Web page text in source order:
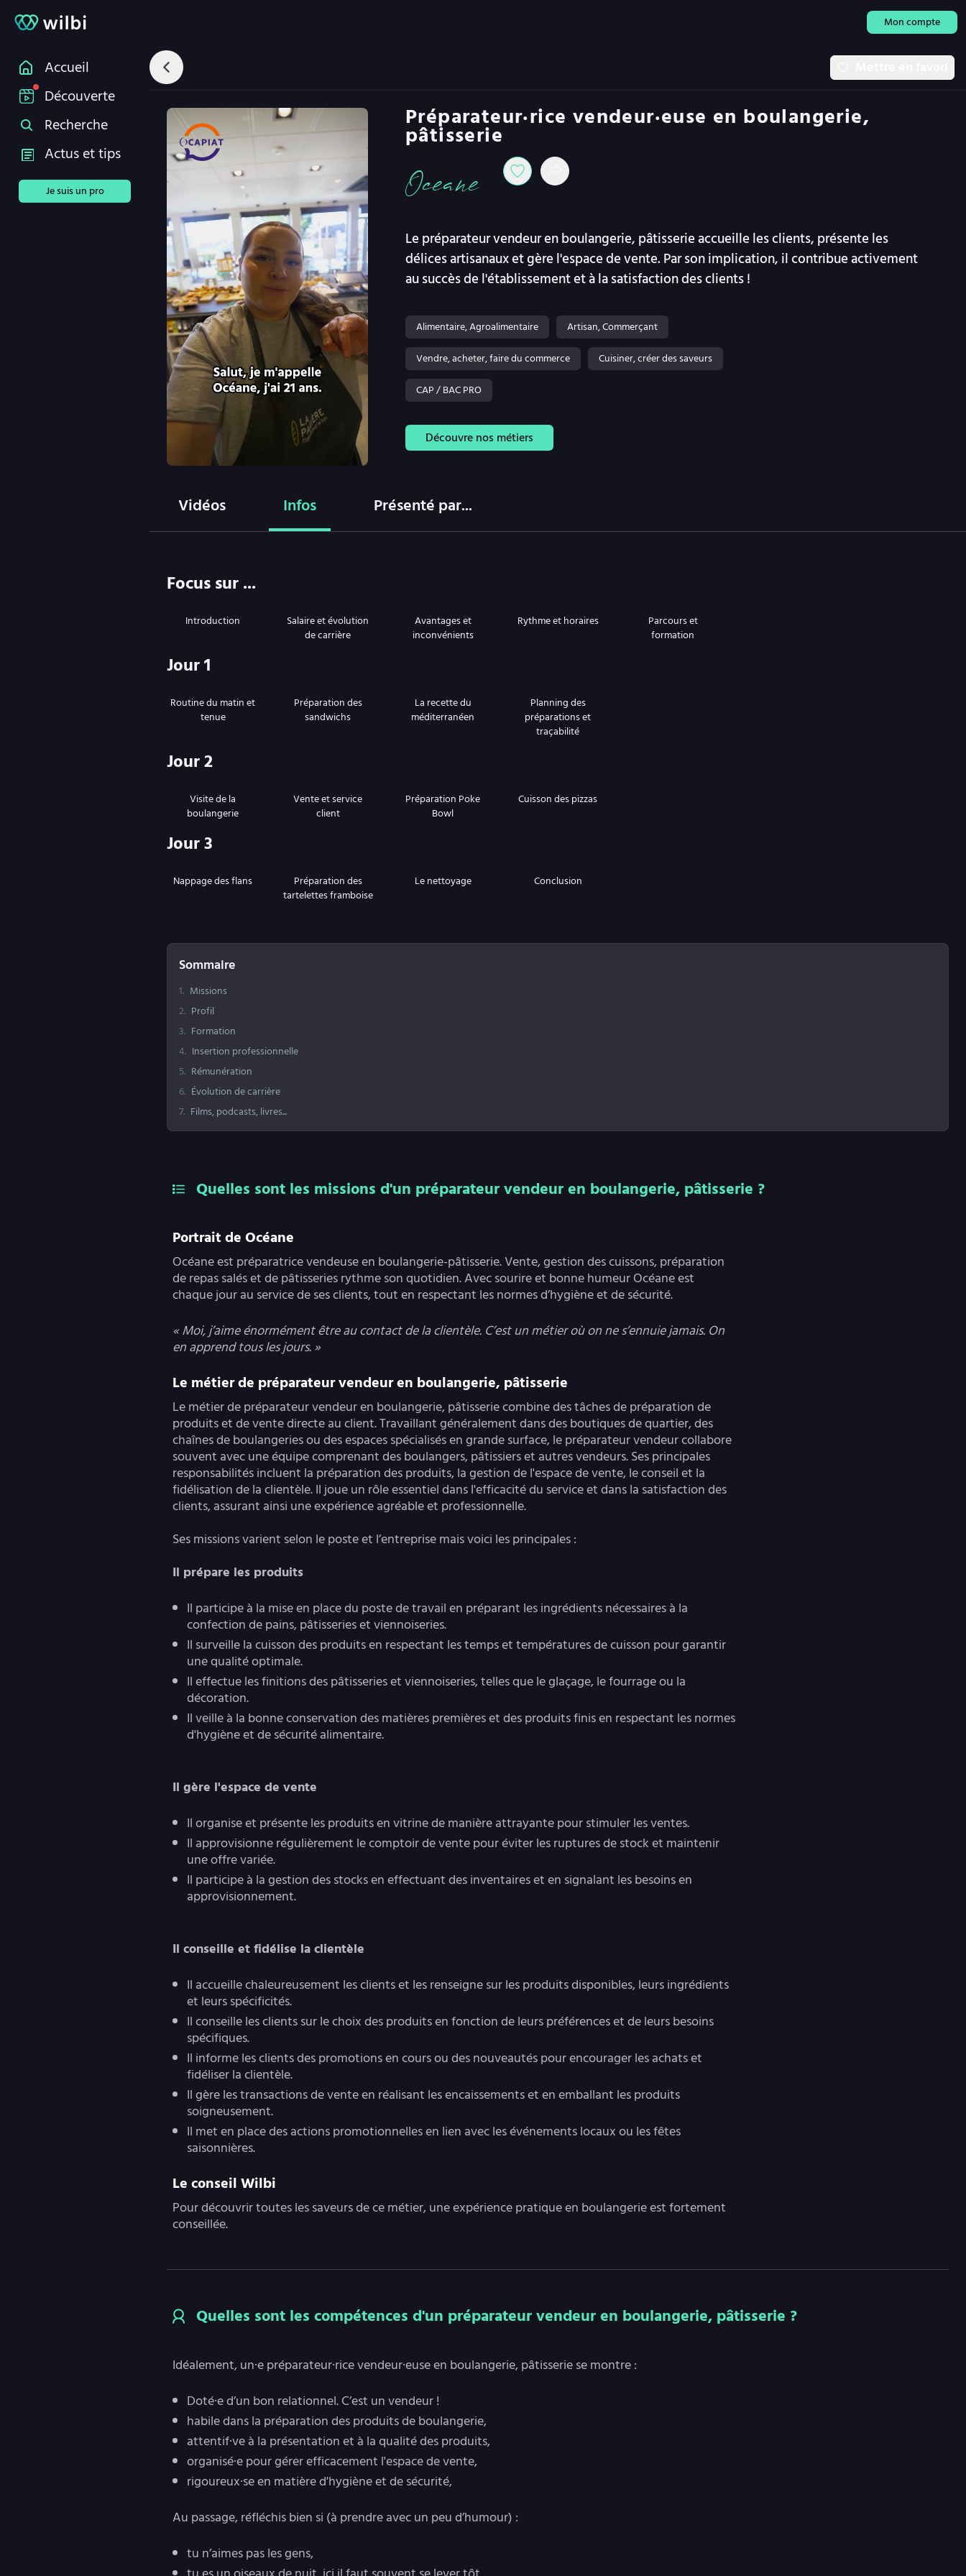
Mon compte
Accueil
Découverte
Recherche
Actus et tips
Je suis un pro
Préparateur·rice vendeur·euse en boulangerie,
pâtisserie
Oceane
Alimentaire, Agroalimentaire
Artisan, Commerçant
Vendre, acheter, faire du commerce
Cuisiner, créer des saveurs
CAP / BAC PRO
Découvre nos métiers
Le préparateur vendeur en boulangerie, pâtisserie accueille les clients, présente les
délices artisanaux et gère l'espace de vente. Par son implication, il contribue activement
au succès de l'établissement et à la satisfaction des clients !
Vidéos Infos Présenté par...
Focus sur ...
Introduction
Salaire et évolution
de carrière
Avantages et
inconvénients
Rythme et horaires
Parcours et
formation
Jour 1
Routine du matin et
tenue
Préparation des
sandwichs
La recette du
méditerranéen
Planning des
préparations et
traçabilité
Jour 2
Visite de la
boulangerie
Vente et service
client
Préparation Poke
Bowl
Cuisson des pizzas
Jour 3
Nappage des flans
Préparation des
tartelettes framboise
Le nettoyage Conclusion
Sommaire
1. Missions
2. Profil
3. Formation
4. Insertion professionnelle
5. Rémunération
6. Évolution de carrière
7. Films, podcasts, livres...
Quelles sont les missions d'un préparateur vendeur en boulangerie, pâtisserie ?
Portrait de Océane
Océane est préparatrice vendeuse en boulangerie-pâtisserie. Vente, gestion des cuissons, préparation
de repas salés et de pâtisseries rythme son quotidien. Avec sourire et bonne humeur Océane est
chaque jour au service de ses clients, tout en respectant les normes d’hygiène et de sécurité.
« Moi, j’aime énormément être au contact de la clientèle. C’est un métier où on ne s’ennuie jamais. On
en apprend tous les jours. »
Le métier de préparateur vendeur en boulangerie, pâtisserie
Le métier de préparateur vendeur en boulangerie, pâtisserie combine des tâches de préparation de
produits et de vente directe au client. Travaillant généralement dans des boutiques de quartier, des
chaînes de boulangeries ou des espaces spécialisés en grande surface, le préparateur vendeur collabore
souvent avec une équipe comprenant des boulangers, pâtissiers et autres vendeurs. Ses principales
responsabilités incluent la préparation des produits, la gestion de l'espace de vente, le conseil et la
fidélisation de la clientèle. Il joue un rôle essentiel dans l'efficacité du service et dans la satisfaction des
clients, assurant ainsi une expérience agréable et professionnelle.
Ses missions varient selon le poste et l’entreprise mais voici les principales :
Il prépare les produits
Il participe à la mise en place du poste de travail en préparant les ingrédients nécessaires à la
confection de pains, pâtisseries et viennoiseries.
Il surveille la cuisson des produits en respectant les temps et températures de cuisson pour garantir
une qualité optimale.
Il effectue les finitions des pâtisseries et viennoiseries, telles que le glaçage, le fourrage ou la
décoration.
Il veille à la bonne conservation des matières premières et des produits finis en respectant les normes
d'hygiène et de sécurité alimentaire.
Il gère l'espace de vente
Il organise et présente les produits en vitrine de manière attrayante pour stimuler les ventes.
Il approvisionne régulièrement le comptoir de vente pour éviter les ruptures de stock et maintenir
une offre variée.
Il participe à la gestion des stocks en effectuant des inventaires et en signalant les besoins en
approvisionnement.
Il conseille et fidélise la clientèle
Il accueille chaleureusement les clients et les renseigne sur les produits disponibles, leurs ingrédients
et leurs spécificités.
Il conseille les clients sur le choix des produits en fonction de leurs préférences et de leurs besoins
spécifiques.
Il informe les clients des promotions en cours ou des nouveautés pour encourager les achats et
fidéliser la clientèle.
Il gère les transactions de vente en réalisant les encaissements et en emballant les produits
soigneusement.
Il met en place des actions promotionnelles en lien avec les événements locaux ou les fêtes
saisonnières.
Le conseil Wilbi
Pour découvrir toutes les saveurs de ce métier, une expérience pratique en boulangerie est fortement
conseillée.
Quelles sont les compétences d'un préparateur vendeur en boulangerie, pâtisserie ?
Idéalement, un·e préparateur·rice vendeur·euse en boulangerie, pâtisserie se montre :
Doté·e d’un bon relationnel. C’est un vendeur !
habile dans la préparation des produits de boulangerie,
attentif·ve à la présentation et à la qualité des produits,
organisé·e pour gérer efficacement l'espace de vente,
rigoureux·se en matière d'hygiène et de sécurité,
Au passage, réfléchis bien si (à prendre avec un peu d’humour) :
tu n’aimes pas les gens,